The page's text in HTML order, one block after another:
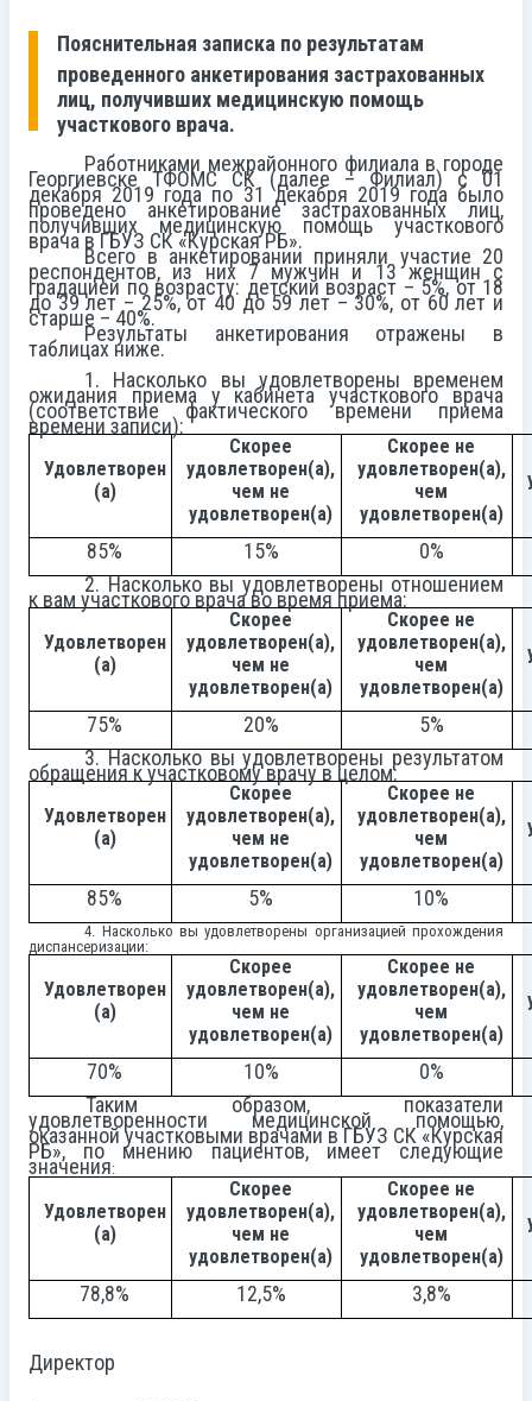
Пояснительная записка по результатам
проведенного анкетирования застрахованных
лиц, получивших медицинскую помощь
участкового врача.
Работниками межрайонного филиала в городе
Георгиевске ТФОМС СК (далее – Филиал) с 01
декабря 2019 года по 31 декабря 2019 года было
проведено анкетирование застрахованных лиц,
получивших медицинскую помощь участкового
врача в ГБУЗ СК «Курская РБ».
Всего в анкетировании приняли участие 20
респондентов, из них 7 мужчин и 13 женщин с
градацией по возрасту: детский возраст – 5%, от 18
до 39 лет – 25%, от 40 до 59 лет – 30%, от 60 лет и
старше – 40%.
Результаты анкетирования отражены в
таблицах ниже.
1. Насколько вы удовлетворены временем
ожидания приема у кабинета участкового врача
(соответствие фактического времени приема
времени записи):
Удовлетворен
(а)
Скорее
удовлетворен(а),
чем не
удовлетворен(а)
Скорее не
удовлетворен(а),
чем
удовлетворен(а)
85% 15%
0%
2. Насколько вы удовлетворены отношением
к вам участкового врача во время приема:
Удовлетворен
(а)
Скорее
удовлетворен(а),
чем не
удовлетворен(а)
Скорее не
удовлетворен(а),
чем
удовлетворен(а)
75% 20%
5%
3. Насколько вы удовлетворены результатом
обращения к участковому врачу в целом:
Удовлетворен
(а)
Скорее
удовлетворен(а),
чем не
удовлетворен(а)
Скорее не
удовлетворен(а),
чем
удовлетворен(а)
85% 5% 10%
4. Насколько вы удовлетворены организацией прохождения
диспансеризации:
Удовлетворен
(а)
Скорее
удовлетворен(а),
чем не
удовлетворен(а)
Скорее не
удовлетворен(а),
чем
удовлетворен(а)
70% 10%
0%
Таким образом, показатели
удовлетворенности медицинской помощью,
оказанной участковыми врачами в ГБУЗ СК «Курская
РБ», по мнению пациентов, имеет следующие
значения:
Удовлетворен
(а)
Скорее
удовлетворен(а),
чем не
удовлетворен(а)
Скорее не
удовлетворен(а),
чем
удовлетворен(а)
78,8% 12,5% 3,8%
Директор